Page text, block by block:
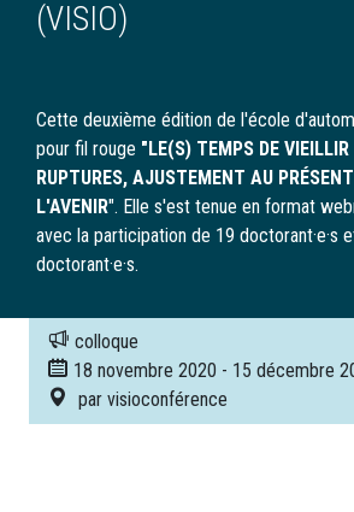
(VISIO)
Cette deuxième édition de l'école
pour fil rouge "LE(S) TEMPS DE
RUPTURES, AJUSTEMENT AU
L'AVENIR". Elle s'est tenue en format
avec la participation de 19 doctorant·e·s
doctorant·e·s.
colloque
18 novembre 2020 - 15 décembre
par visioconférence